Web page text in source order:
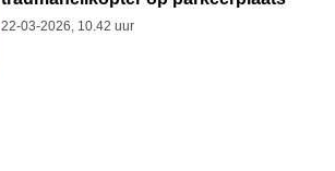
22-03-2026, 10.42 uur